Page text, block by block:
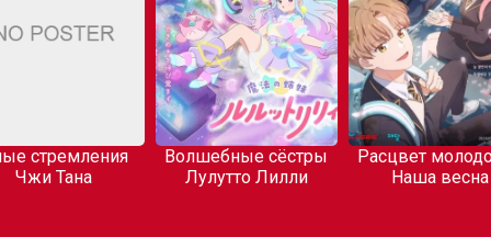
стремления
Чжи Тана
Волшебные сёстры
Лулутто Лилли
Расцвет
Наша весна